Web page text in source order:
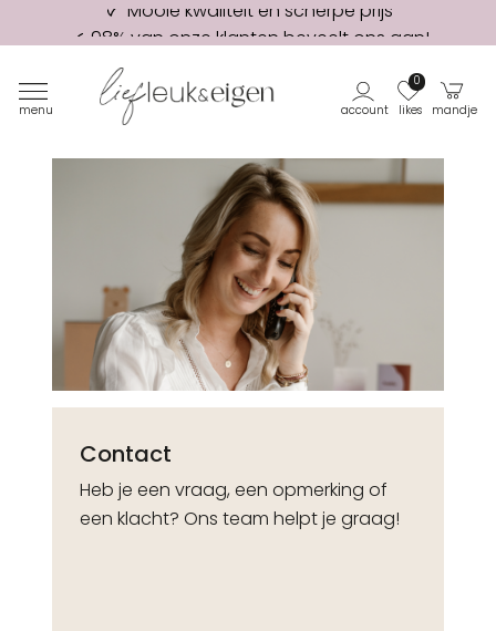
98% van onze klanten beveelt ons aan!
Eerste proefdruk GRATIS
menu account likes
0
mandje
Contact
Heb je een vraag, een opmerking of
een klacht? Ons team helpt je graag!